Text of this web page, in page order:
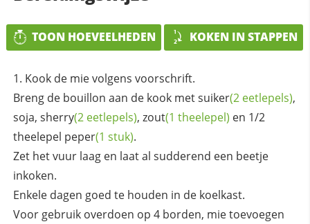
TOON HOEVEELHEDEN KOKEN IN STAPPEN
Kook de mie volgens voorschrift.
Breng de bouillon aan de kook metsuiker(2 eetlepels),
soja, sherry(2 eetlepels), zout(1 theelepel) en 1/2
theelepel peper(1 stuk).
Zet het vuur laag en laat al sudderend een beetje
inkoken.
Enkele dagen goed te houden in de koelkast.
Voor gebruik overdoen op 4 borden, mie toevoegen